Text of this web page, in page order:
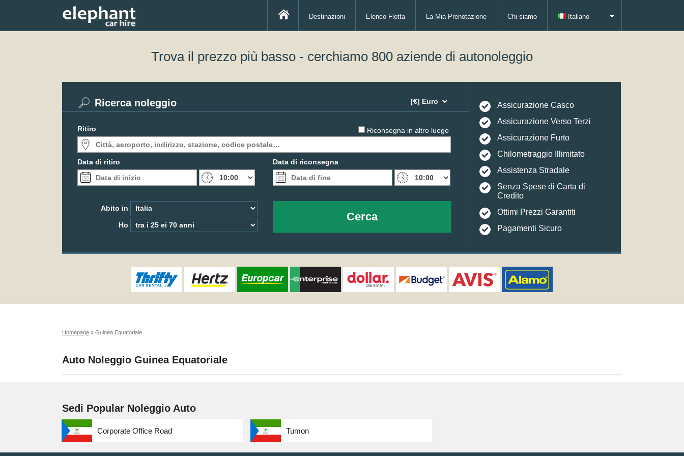
Destinazioni Elenco Flotta La Mia Prenotazione Chi siamo Italiano
Trova il prezzo più basso - cerchiamo 800 aziende di autonoleggio
Riconsegna in altro luogo
Ricerca noleggio
Ritiro
Data di ritiro Data di riconsegna
Abito in
Ho
Cerca
Assicurazione Casco
Assicurazione Verso Terzi
Assicurazione Furto
Chilometraggio Illimitato
Assistenza Stradale
Senza Spese di Carta di
Credito
Ottimi Prezzi Garantiti
Pagamenti Sicuro
Homepage » Guinea Equatoriale
Auto Noleggio Guinea Equatoriale
Sedi Popular Noleggio Auto
Corporate Office Road Tumon